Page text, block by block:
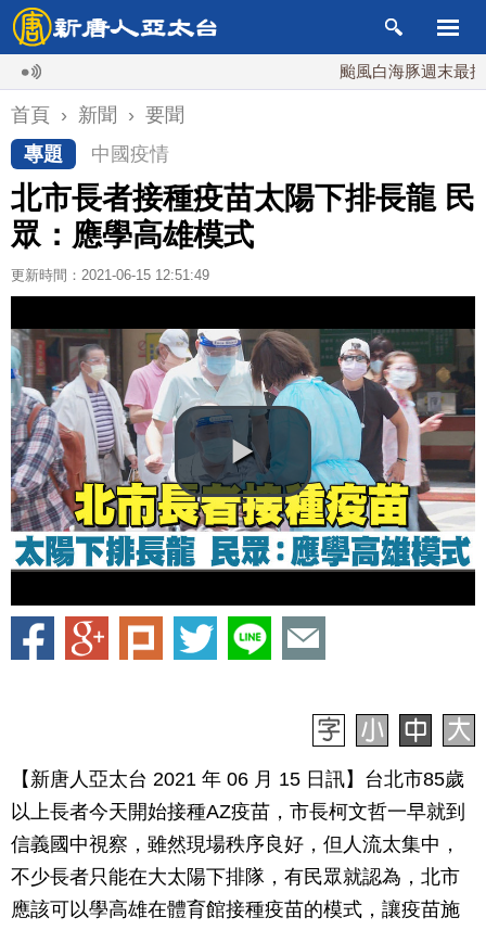
颱風白海豚週末最接近台
首頁 › 新聞 › 要聞
專題
中國疫情
北市長者接種疫苗太陽下排長龍 民
眾：應學高雄模式
更新時間：2021-06-15 12:51:49
【新唐人亞太台 2021 年 06 月 15 日訊】台北市85歲
以上長者今天開始接種AZ疫苗，市長柯文哲一早就到
信義國中視察，雖然現場秩序良好，但人流太集中，
不少長者只能在大太陽下排隊，有民眾就認為，北市
應該可以學高雄在體育館接種疫苗的模式，讓疫苗施